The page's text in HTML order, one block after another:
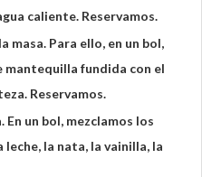
caliente. Reservamos.
masa. Para ello, en un bol,
mantequilla fundida con el
Reservamos.
un bol, mezclamos los
leche, la nata, la vainilla, la